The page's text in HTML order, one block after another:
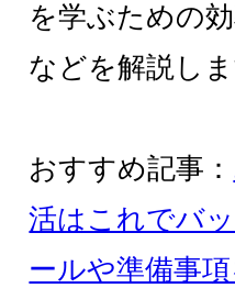
を学ぶための
などを解説しま
おすすめ記事：
活はこれでバ
ールや準備事